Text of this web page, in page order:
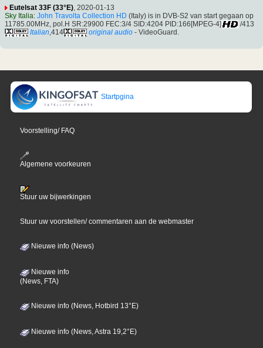
Eutelsat 33F (33°E), 2020-01-13
Sky Italia: John Travolta Collection HD (Italy) is in DVB-S2 van start gegaan op
11785.00MHz, pol.H SR:29900 FEC:3/4 SID:4204 PID:166[MPEG-4]
/413
Italian,414 original audio - VideoGuard.
Startpgina
Voorstelling/ FAQ
Algemene voorkeuren
Stuur uw bijwerkingen
Stuur uw voorstellen/ commentaren aan de webmaster
Nieuwe info (News)
Nieuwe info
(News, FTA)
Nieuwe info (News, Hotbird 13°E)
Nieuwe info (News, Astra 19,2°E)